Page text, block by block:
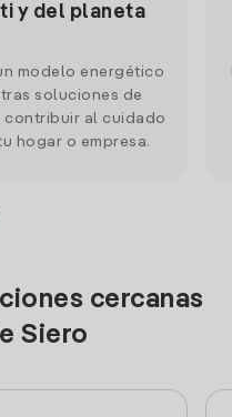
ti y del planeta
modelo energético
soluciones de
contribuir al cuidado
hogar o empresa.
cercanas
Siero